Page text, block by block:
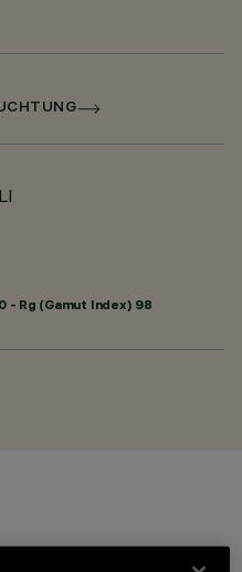
- Rg (Gamut Index) 98